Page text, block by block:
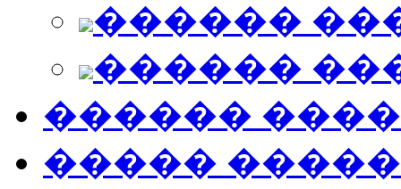
������
������
������
�����